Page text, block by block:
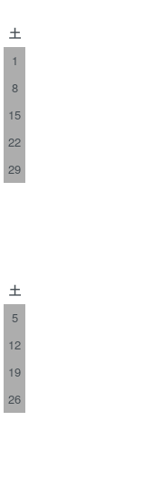
土
1
8
15
22
29
土
5
12
19
26